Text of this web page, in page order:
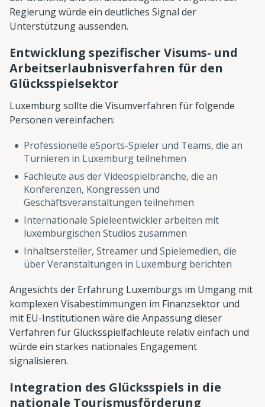
Regierung würde ein deutliches Signal der
Unterstützung aussenden.
Entwicklung spezifischer Visums- und
Arbeitserlaubnisverfahren für den
Glücksspielsektor
Luxemburg sollte die Visumverfahren für folgende
Personen vereinfachen:
Professionelle eSports-Spieler und Teams, die an
Turnieren in Luxemburg teilnehmen
Fachleute aus der Videospielbranche, die an
Konferenzen, Kongressen und
Geschäftsveranstaltungen teilnehmen
Internationale Spieleentwickler arbeiten mit
luxemburgischen Studios zusammen
Inhaltsersteller, Streamer und Spielemedien, die
über Veranstaltungen in Luxemburg berichten
Angesichts der Erfahrung Luxemburgs im Umgang mit
komplexen Visabestimmungen im Finanzsektor und
mit EU-Institutionen wäre die Anpassung dieser
Verfahren für Glücksspielfachleute relativ einfach und
würde ein starkes nationales Engagement
signalisieren.
Integration des Glücksspiels in die
nationale Tourismusförderung